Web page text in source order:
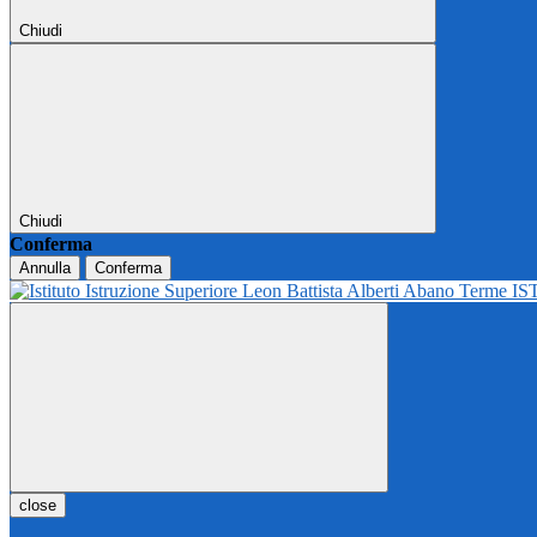
Chiudi
Chiudi
Conferma
Annulla Conferma
close